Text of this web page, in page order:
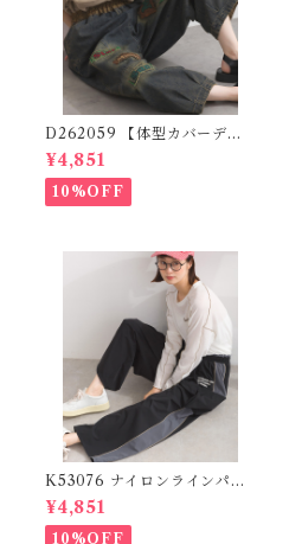
D262059 【体型カバーデニ
ムシリーズ】 パッチワークロ
ゴデニムパンツ / Patchwork
Logo Denim Pants
¥4,851
10%OFF
K53076 ナイロンラインパン
ツ / Nylon Line Pants (残り
わずか)
¥4,851
10%OFF